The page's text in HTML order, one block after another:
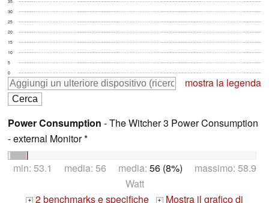
0
5
10
15
20
25
30
35
mostra la legenda
Power Consumption - The Witcher 3 Power Consumption
- external Monitor *
min: 53.1 media: 56 media: 56 (8%) massimo: 58.9
Watt
+ 2 benchmarks e specifiche + Mostra il grafico di